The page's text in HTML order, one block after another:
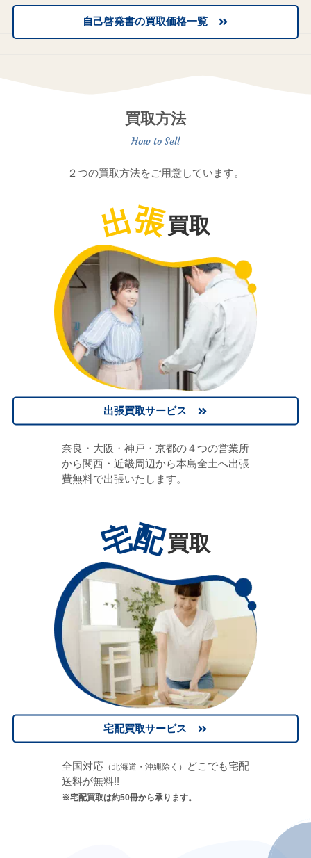
自己啓発書の買取価格一覧
買取方法
２つの買取方法をご用意しています。
出張買取
出張買取サービス
奈良・大阪・神戸・京都の４つの営業所
から関西・近畿周辺から本島全土へ出張
費無料で出張いたします。
宅配買取
宅配買取サービス
全国対応 （北海道・沖縄除く）
どこでも宅配
送料が無料!!
※宅配買取は約50冊から承ります。